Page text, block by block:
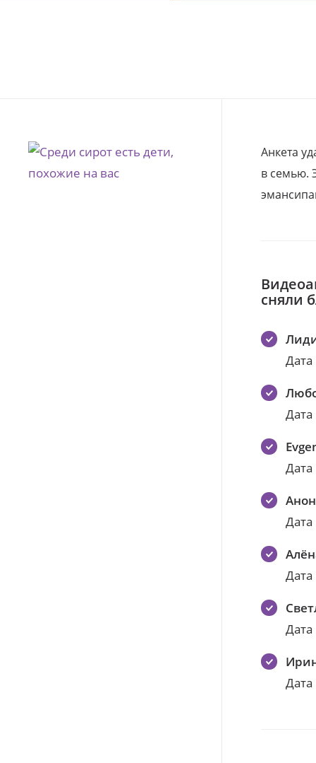
Анкета
в семью.
сняли